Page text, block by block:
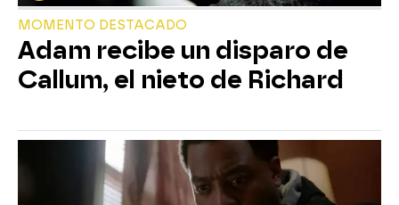
MOMENTO DESTACADO
Adam recibe un disparo de
Callum, el nieto de Richard